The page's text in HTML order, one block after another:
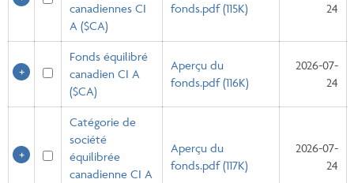
canadiennes CI
A ($CA)
fonds.pdf (115K)
24
Fonds équilibré
canadien CI A
($CA)
Aperçu du
fonds.pdf (116K)
2026-07-
24
Catégorie de
société
équilibrée
canadienne CI A
Aperçu du
fonds.pdf (117K)
2026-07-
24